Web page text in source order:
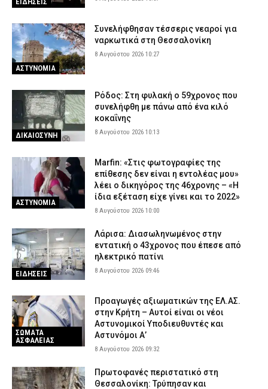
Εντατικοποιούνται οι έλεγχοι στις παραλίες – Τρεις συλλήψεις
και πέντε «λουκέτα» στη Χαλκιδική
ΑΣΤΥΝΟΜΙΑ 7 Αυγούστου 2026 20:27
ΑΣΤΥΝΟΜΙΑ
Συνελήφθησαν τέσσερις νεαροί για
ναρκωτικά στη Θεσσαλονίκη
8 Αυγούστου 2026 10:27
ΔΙΚΑΙΟΣΥΝΗ
Ρόδος: Στη φυλακή ο 59χρονος που
συνελήφθη με πάνω από ένα κιλό
κοκαΐνης
8 Αυγούστου 2026 10:13
ΑΣΤΥΝΟΜΙΑ
Marfin: «Στις φωτογραφίες της
επίθεσης δεν είναι η εντολέας μου»
λέει ο δικηγόρος της 46χρονης – «Η
ίδια εξέταση είχε γίνει και το 2022»
8 Αυγούστου 2026 10:00
ΕΙΔΗΣΕΙΣ
Λάρισα: Διασωληνωμένος στην
εντατική ο 43χρονος που έπεσε από
ηλεκτρικό πατίνι
8 Αυγούστου 2026 09:46
ΣΩΜΑΤΑ
ΑΣΦΑΛΕΙΑΣ
Προαγωγές αξιωματικών της ΕΛ.ΑΣ.
στην Κρήτη – Αυτοί είναι οι νέοι
Αστυνομικοί Υποδιευθυντές και
Αστυνόμοι Α’
8 Αυγούστου 2026 09:32
Πρωτοφανές περιστατικό στη
Θεσσαλονίκη: Τρύπησαν και